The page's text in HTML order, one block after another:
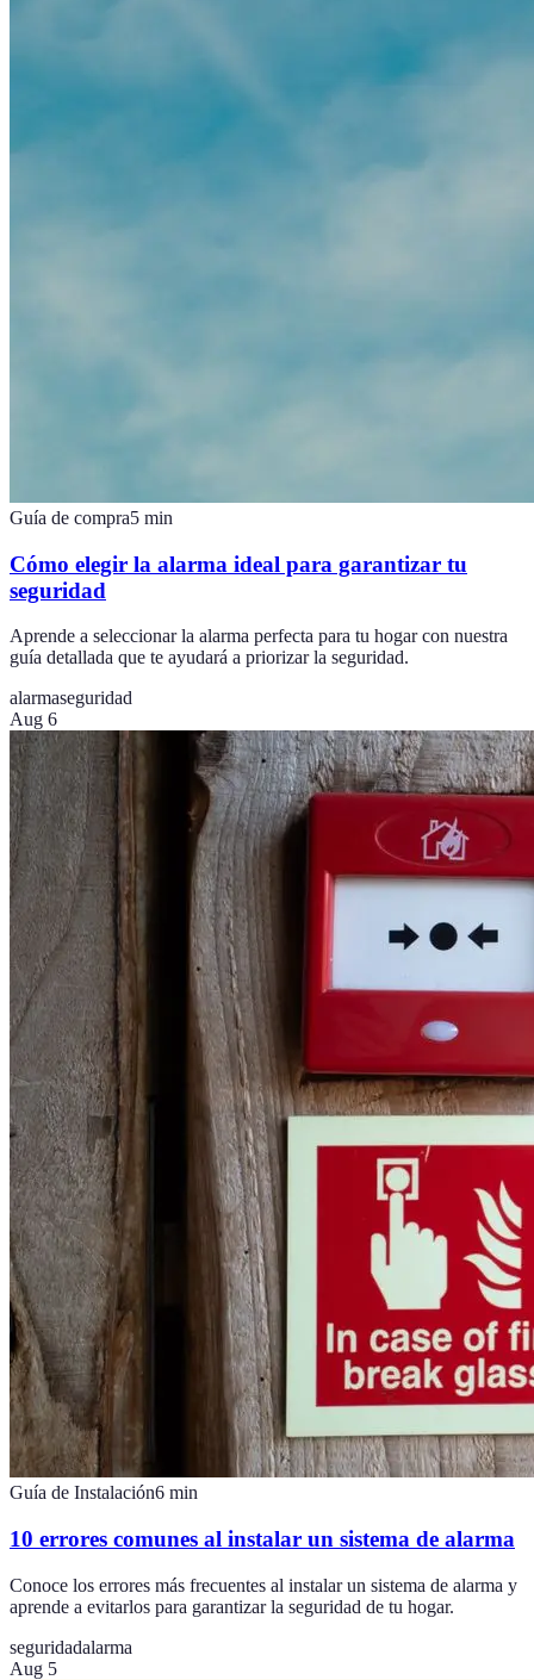
Guía de compra5 min
Cómo elegir la alarma ideal para garantizar tu
seguridad
Aprende a seleccionar la alarma perfecta para tu hogar con nuestra
guía detallada que te ayudará a priorizar la seguridad.
alarmaseguridad
Aug 6
Guía de Instalación6 min
10 errores comunes al instalar un sistema de alarma
Conoce los errores más frecuentes al instalar un sistema de alarma y
aprende a evitarlos para garantizar la seguridad de tu hogar.
seguridadalarma
Aug 5